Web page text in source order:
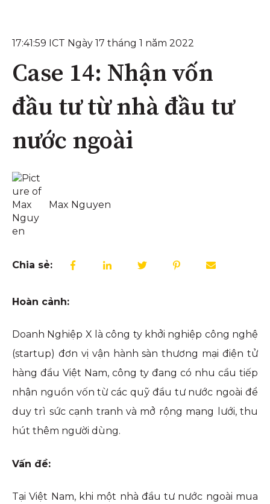
17:41:59 ICT Ngày 17 tháng 1 năm 2022
Case 14: Nhận vốn
đầu tư từ nhà đầu tư
nước ngoài
Max Nguyen
Chia sẻ:
Hoàn cảnh:
Doanh Nghiệp X là công ty khởi nghiệp công nghệ
(startup) đơn vị vận hành sàn thương mại điện tử
hàng đầu Việt Nam, công ty đang có nhu cầu tiếp
nhận nguồn vốn từ các quỹ đầu tư nước ngoài để
duy trì sức cạnh tranh và mở rộng mạng lưới, thu
hút thêm người dùng.
Vấn đề:
Tại Việt Nam, khi một nhà đầu tư nước ngoài mua